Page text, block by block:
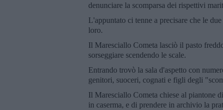
denunciare la scomparsa dei rispettivi
L'appuntato ci tenne a precisare che le
loro.
Il Maresciallo Cometa lasciò il pasto
sorseggiare scendendo le scale.
Entrando trovò la sala d'aspetto con
genitori, suoceri, cognati e figli degli
Il Maresciallo Cometa chiese al piantone
in caserma, e di prendere in archivio la